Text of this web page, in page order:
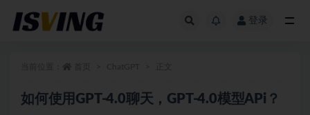
登录
如何使用GPT-4.0聊天，GPT-4.0模型APi？